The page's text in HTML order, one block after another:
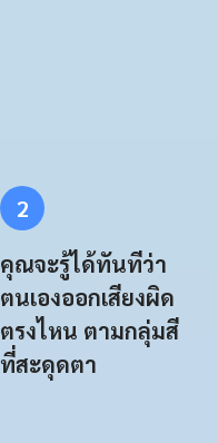
2
คุณจะรู้ได้ทันทีว่า
ตนเองออกเสียงผิด
ตรงไหน ตามกลุ่มสี
ที่สะดุดตา